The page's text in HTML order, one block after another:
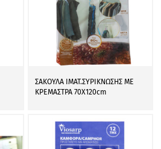
ΣΑΚΟΥΛΑ ΙΜΑΤ.ΣΥΡΙΚΝΩΣΗΣ ΜΕ
ΚΡΕΜΑΣΤΡΑ 70Χ120cm